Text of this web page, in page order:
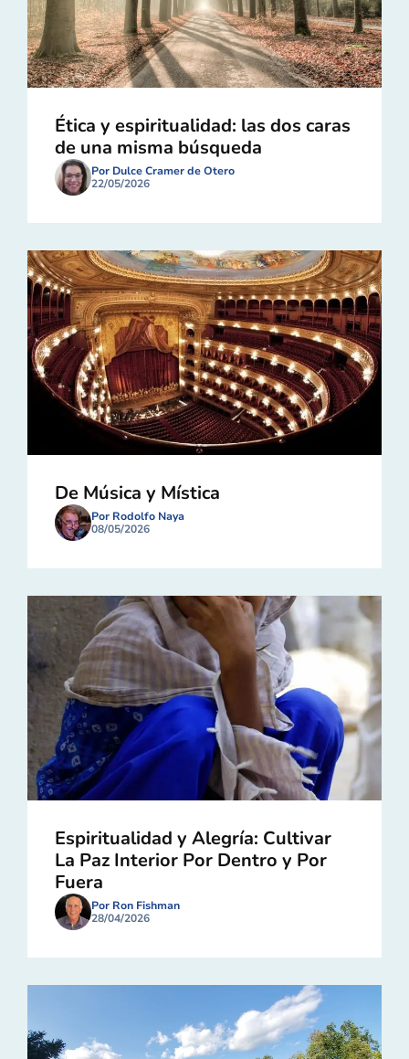
Ética y espiritualidad: las dos caras
de una misma búsqueda
Por Dulce Cramer de Otero
22/05/2026
De Música y Mística
Por Rodolfo Naya
08/05/2026
Espiritualidad y Alegría: Cultivar
La Paz Interior Por Dentro y Por
Fuera
Por Ron Fishman
28/04/2026